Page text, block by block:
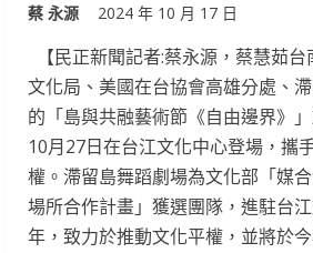
蔡 永源 2024 年 10 月 17 日
【民正新聞記者:蔡永源，蔡慧茹
文化局、美國在台協會高雄分處、
的「島與共融藝術節《自由邊界》
10月27日在台江文化中心登場，攜
權。滯留島舞蹈劇場為文化部「媒
場所合作計畫」獲選團隊，進駐台
年，致力於推動文化平權，並將於